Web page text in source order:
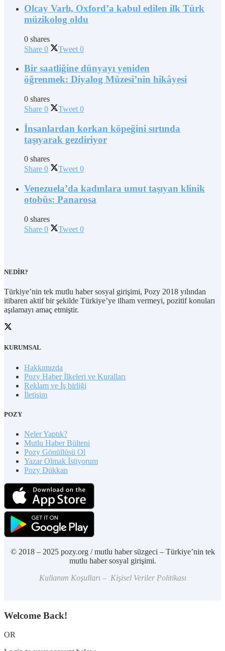
Olcay Varlı, Oxford’a kabul edilen ilk Türk
müzikolog oldu
0 shares
Share 0 Tweet 0
Bir saatliğine dünyayı yeniden
öğrenmek: Diyalog Müzesi’nin hikâyesi
0 shares
Share 0 Tweet 0
İnsanlardan korkan köpeğini sırtında
taşıyarak gezdiriyor
0 shares
Share 0 Tweet 0
Venezuela’da kadınlara umut taşıyan klinik
otobüs: Panarosa
0 shares
Share 0 Tweet 0
NEDİR?
Türkiye’nin tek mutlu haber sosyal girişimi, Pozy 2018 yılından
itibaren aktif bir şekilde Türkiye’ye ilham vermeyi, pozitif konuları
aşılamayı amaç etmiştir.
KURUMSAL
Hakkımızda
Pozy Haber İlkeleri ve Kuralları
Reklam ve İş birliği
İletişim
POZY
Neler Yaptık?
Mutlu Haber Bülteni
Pozy Gönüllüsü Ol
Yazar Olmak İstiyorum
Pozy Dükkan
© 2018 – 2025 pozy.org / mutlu haber süzgeci – Türkiye’nin tek
mutlu haber sosyal girişimi.
Kullanım Koşulları – Kişisel Veriler Politikası
Welcome Back!
OR